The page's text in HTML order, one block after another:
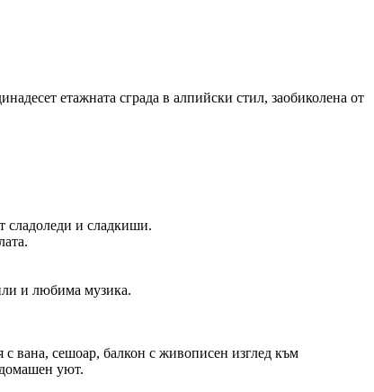
етажната сграда в алпийски стил, заобиколена от
сладоледи и сладкиши.
и любима музика.
вана, сешоар, балкон с живописен изглед към
уют.